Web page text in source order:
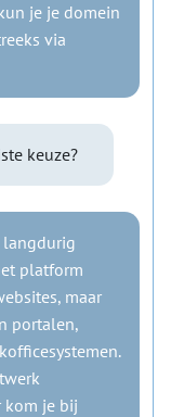
je je domein
via
keuze?
platform
maar
portalen,
kom je bij